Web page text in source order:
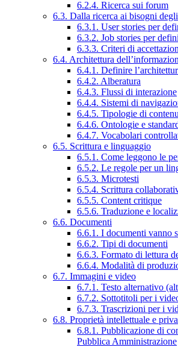
6.2.4. Ricerca sui forum
6.3. Dalla ricerca ai bisogni
6.3.1. User stories per
6.3.2. Job stories per
6.3.3. Criteri di
6.4. Architettura
6.4.1. Definire
6.4.2. Alberatura
6.4.3. Flussi di interazione
6.4.4. Sistemi di
6.4.5. Tipologie di
6.4.6. Ontologie e
6.4.7. Vocabolari
6.5. Scrittura e linguaggio
6.5.1. Come leggono le
6.5.2. Le regole per un
6.5.3. Microtesti
6.5.4. Scrittura
6.5.5. Content critique
6.5.6. Traduzione e
6.6. Documenti
6.6.1. I documenti vanno
6.6.2. Tipi di documenti
6.6.3. Formato di lettura
6.6.4. Modalità di
6.7. Immagini e video
6.7.1. Testo alternativo
6.7.2. Sottotitoli per i
6.7.3. Trascrizioni per i
6.8. Proprietà intellettuale e
6.8.1. Pubblicazione di
Pubblica Amministrazione